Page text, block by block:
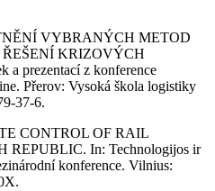
VYBRANÝCH METOD
KRIZOVÝCH
a prezentací z konference
Přerov: Vysoká škola logistiky
37-6.
CONTROL OF RAIL
REPUBLIC. In: Technologijos ir
konference. Vilnius: